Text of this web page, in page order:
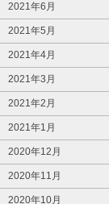
2021年6月
2021年5月
2021年4月
2021年3月
2021年2月
2021年1月
2020年12月
2020年11月
2020年10月